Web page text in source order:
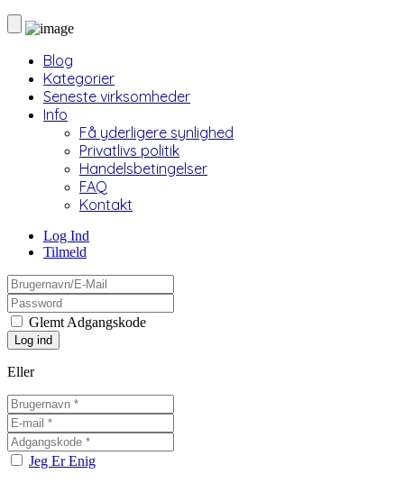
Blog
Kategorier
Seneste virksomheder
Info
Få yderligere synlighed
Privatlivs politik
Handelsbetingelser
FAQ
Kontakt
Log Ind
Tilmeld
Glemt Adgangskode
Eller
Jeg Er Enig